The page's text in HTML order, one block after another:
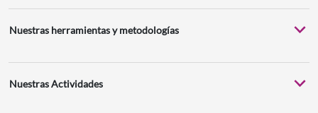
Nuestras herramientas y metodologías
Nuestras Actividades